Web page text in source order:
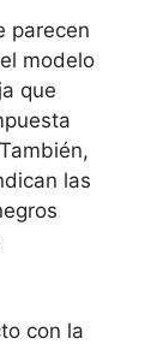
parecen
modelo
que
las
con la